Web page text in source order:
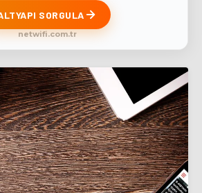
SORGULA
netwifi.com.tr